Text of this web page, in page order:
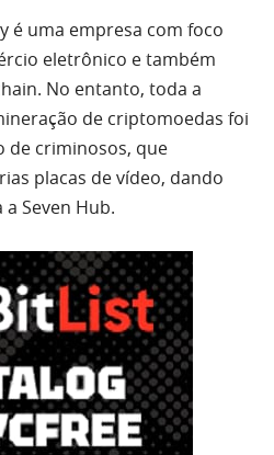
é uma empresa com foco
eletrônico e também
No entanto, toda a
de criptomoedas foi
de criminosos, que
placas de vídeo, dando
Seven Hub.